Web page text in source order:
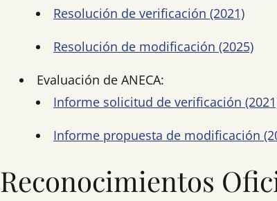
Resolución de verificación (2021)
Resolución de modificación (2025)
Evaluación de ANECA:
Informe solicitud de verificación
Informe propuesta de modificación
Reconocimientos